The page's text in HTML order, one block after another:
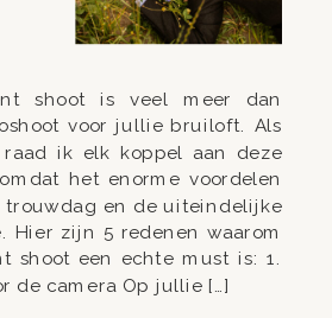
shoot is veel meer dan
voor jullie bruiloft. Als
ik elk koppel aan deze
het enorme voordelen
en de uiteindelijke
Hier zijn 5 redenen waarom
shoot een echte must is: 1.
de camera Op jullie […]